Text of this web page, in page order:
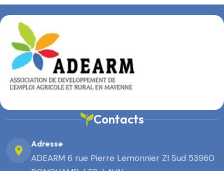
Contacts
Adresse
ADEARM 6 rue Pierre Lemonnier ZI Sud 53960